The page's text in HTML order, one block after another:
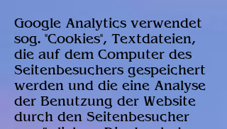
Google Analytics verwendet
sog. "Cookies", Textdateien,
die auf dem Computer des
Seitenbesuchers gespeichert
werden und die eine Analyse
der Benutzung der Website
durch den Seitenbesucher